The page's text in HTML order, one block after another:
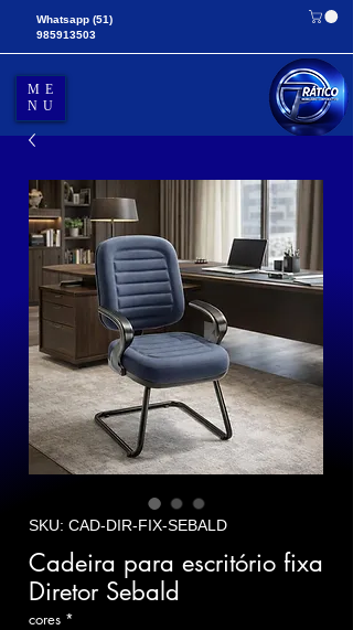
ME
NU
Whatsapp (51)
985913503
SKU: CAD-DIR-FIX-SEBALD
Cadeira para escritório fixa
Diretor Sebald
cores *